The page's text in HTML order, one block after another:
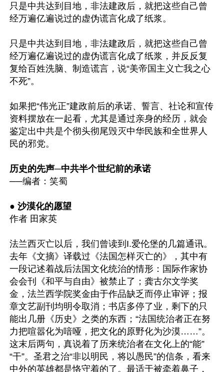
只是中共达到目地，非法建政后，就把这些自己曾
经万遍亿遍说过的虚伪谎言化成了纸浆。
只是中共达到目地，非法建政后，就把这些自己曾
经万遍亿遍说过的虚伪谎言化成了纸浆，并反反复
复给百姓洗脑、制造谎言，说“美帝国主义亡我之心
不死”。
如果把“伟光正”建政前后的承诺、誓言、社论和宣传
资料摆放在一起看，尤其是通过亲身的经历，就会
鉴定出中共是个彻头彻尾毁灭中华民族和全世界人
民的邪党。
历史的先声─中共半个世纪前的承诺
──编者：笑蜀
● 沙漠化的愿望
作者 田家英
法兰西灭亡以后，我们曾读到I.爱伦堡的几篇通讯。
去年《文摘》译载过《法国怎样灭亡的》，其中有
一段记述着战后法国文化统治的情形：国际作家协
会会刊《和平与自由》被禁止了；龚古尔文学奖
金，法兰西学院奖金由于作品缺乏而停止审评；报
章文艺副刊均明令取消；书店多停了业，剩下的只
能出几册《历史》之类的东西；“法国统治者正在努
力把喧嚣化为喑哑，把文化的原野化为沙漠……”。
这末后两句，真说着了历来统治者在文化上的“能”
“干”。圣君之治“非以明民，将以愚民”的信条，看来
中外的英雄都是恪守着的了。最适于被牵着鼻子，